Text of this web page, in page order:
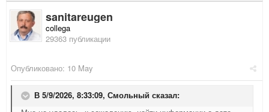
sanitareugen
collega
29363 публикации
Опубликовано: 10 May
В 5/9/2026, 8:33:09, Смольный сказал: